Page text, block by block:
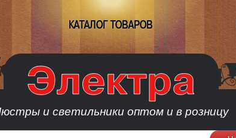
КАТАЛОГ ТОВАРОВ
и светильники оптом и в розницу